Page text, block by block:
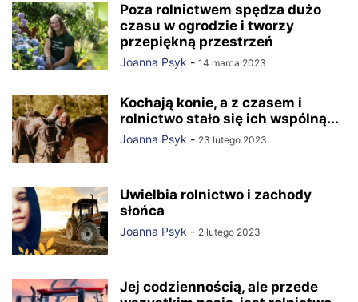
Poza rolnictwem spędza dużo
czasu w ogrodzie i tworzy
przepiękną przestrzeń
Joanna Psyk - 14 marca 2023
Kochają konie, a z czasem i
rolnictwo stało się ich wspólną...
Joanna Psyk - 23 lutego 2023
Uwielbia rolnictwo i zachody
słońca
Joanna Psyk - 2 lutego 2023
Jej codziennością, ale przede